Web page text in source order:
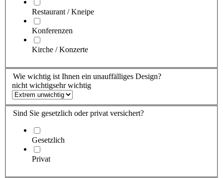
Restaurant / Kneipe
Konferenzen
Kirche / Konzerte
Wie wichtig ist Ihnen ein unauffälliges Design?
nicht wichtigsehr wichtig
Sind Sie gesetzlich oder privat versichert?
Gesetzlich
Privat